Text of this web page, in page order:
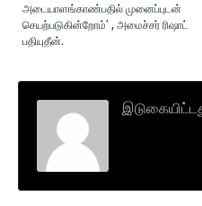
அடையாளங்காண்பதில் முனைப்புடன்
செயற்படுகின்றோம்’ , அமைச்சர் ரிஷாட்
பதியுதீன்.